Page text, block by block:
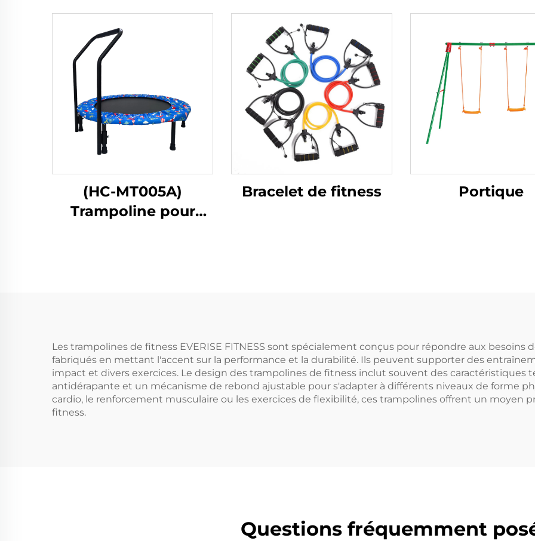
(HC-MT005A)
Trampoline pour
Bracelet de fitness Portique
Les trampolines de fitness EVERISE FITNESS sont spécialement conçus pour répondre aux besoins
fabriqués en mettant l'accent sur la performance et la durabilité. Ils peuvent supporter des
impact et divers exercices. Le design des trampolines de fitness inclut souvent des caractéristiques
antidérapante et un mécanisme de rebond ajustable pour s'adapter à différents niveaux de forme
cardio, le renforcement musculaire ou les exercices de flexibilité, ces trampolines offrent un moyen
fitness.
Questions fréquemment